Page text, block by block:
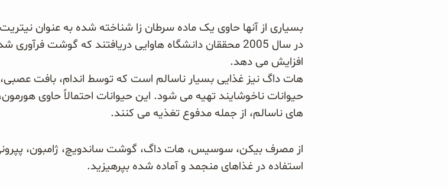
غلات و دانه‌های سالم
صبحانه و میان وعده
سبوس و جوانه‌ها
پک سلامتی OAB
بسیاری از آنها حاوی یک ماده سرطان زا شناخته شده به عنوان
در سال 2005 محققان دانشگاه هاوایی دریافتند که گوشت فرآوری شده خطر ابتلا به سرطان لوزالمعد
افزایش می دهد.
هات داگ نیز غذایی بسیار ناسالم است که توسط اندام، بافت
حیوانات ناخوشایند تهیه می شود. این حیوانات احتمالاً حاوی
های ناسالم، از جمله مدفوع تغذیه می کنند.
از مصرف بیکن، سوسیس، هات داگ، گوشت ساندویچ، ژامبون،
استفاده در غذاهای منجمد و آماده شده بپرهیزید.